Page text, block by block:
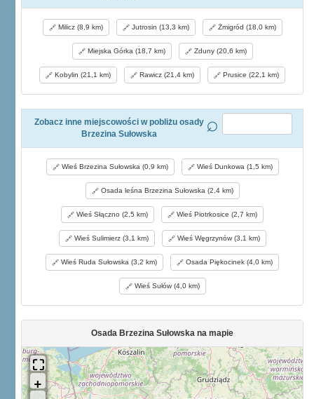
Milicz (8,9 km) Jutrosin (13,3 km) Żmigród (18,0 km)
Miejska Górka (18,7 km) Zduny (20,6 km)
Kobylin (21,1 km) Rawicz (21,4 km) Prusice (22,1 km)
Zobacz inne miejscowości w pobliżu osady
Brzezina Sułowska
Wieś Brzezina Sułowska (0,9 km) Wieś Dunkowa (1,5 km)
Osada leśna Brzezina Sułowska (2,4 km)
Wieś Słączno (2,5 km) Wieś Piotrkosice (2,7 km)
Wieś Sulimierz (3,1 km) Wieś Węgrzynów (3,1 km)
Wieś Ruda Sułowska (3,2 km) Osada Piękocinek (4,0 km)
Wieś Sułów (4,0 km)
Osada Brzezina Sułowska na mapie